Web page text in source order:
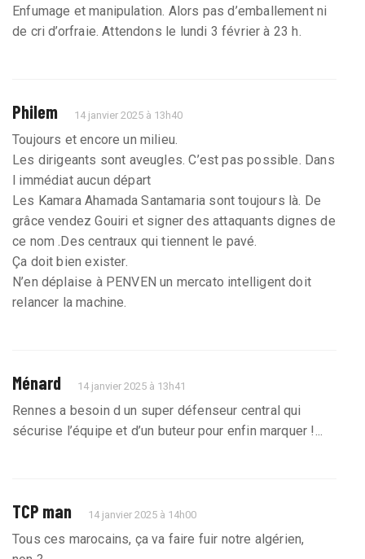
Enfumage et manipulation. Alors pas d’emballement ni
de cri d’orfraie. Attendons le lundi 3 février à 23 h.
Philem 14 janvier 2025 à 13h40
Toujours et encore un milieu.
Les dirigeants sont aveugles. C’est pas possible. Dans
l immédiat aucun départ
Les Kamara Ahamada Santamaria sont toujours là. De
grâce vendez Gouiri et signer des attaquants dignes de
ce nom .Des centraux qui tiennent le pavé.
Ça doit bien exister.
N’en déplaise à PENVEN un mercato intelligent doit
relancer la machine.
Ménard 14 janvier 2025 à 13h41
Rennes a besoin d un super défenseur central qui
sécurise l’équipe et d’un buteur pour enfin marquer !...
TCP man 14 janvier 2025 à 14h00
Tous ces marocains, ça va faire fuir notre algérien,